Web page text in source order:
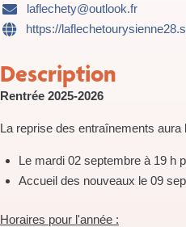
laflechety@outlook.fr
https://
Description
Rentrée 2025-2026
La reprise des entraînements aura
Le mardi 02 septembre à 19 h
Accueil des nouveaux le 09
Horaires pour l'année :